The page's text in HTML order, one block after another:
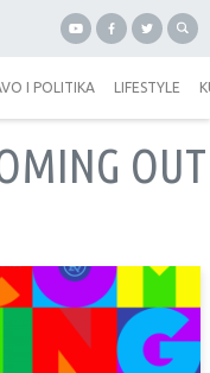
I POLITIKA LIFESTYLE
OUT